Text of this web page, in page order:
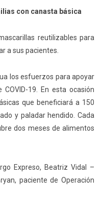
con canasta básica
reutilizables para
a sus pacientes.
los esfuerzos para apoyar
19. En esta ocasión
que beneficiará a 150
y paladar hendido. Cada
dos meses de alimentos
Expreso, Beatriz Vidal –
paciente de Operación